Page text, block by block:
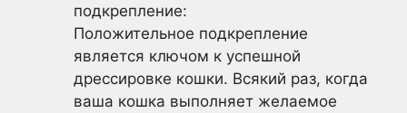
подкрепление:
Положительное подкрепление
является ключом к успешной
дрессировке кошки. Всякий раз, когда
ваша кошка выполняет желаемое